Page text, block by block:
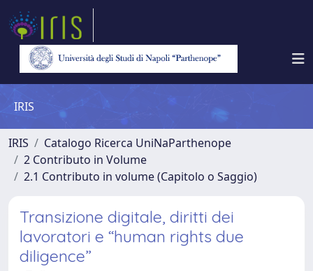
IRIS
IRIS
Catalogo Ricerca UniNaParthenope
2 Contributo in Volume
2.1 Contributo in volume (Capitolo o Saggio)
Transizione digitale, diritti dei
lavoratori e “human rights due
diligence”